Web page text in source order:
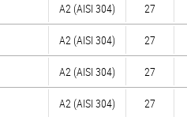
А2 (AISI 304) 27
А2 (AISI 304) 27
А2 (AISI 304) 27
А2 (AISI 304) 27